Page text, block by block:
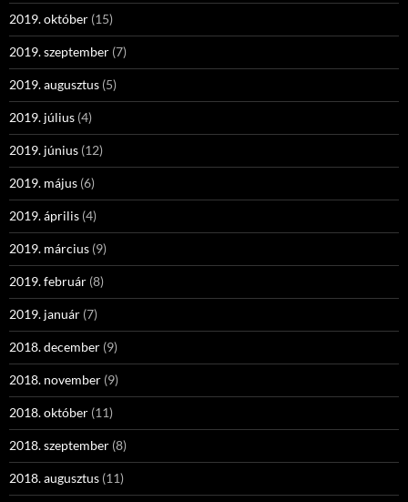
2019. október (15)
2019. szeptember (7)
2019. augusztus (5)
2019. július (4)
2019. június (12)
2019. május (6)
2019. április (4)
2019. március (9)
2019. február (8)
2019. január (7)
2018. december (9)
2018. november (9)
2018. október (11)
2018. szeptember (8)
2018. augusztus (11)